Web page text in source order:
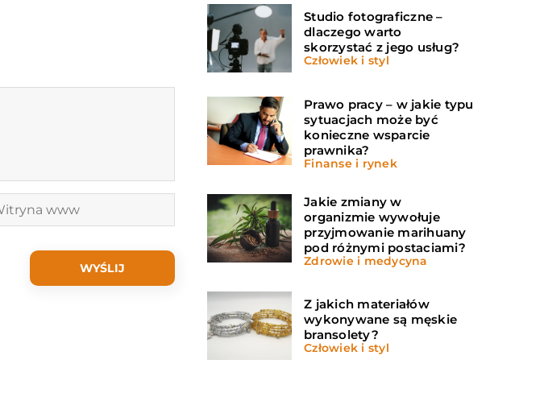
Studio fotograficzne –
dlaczego warto
skorzystać z jego usług?
Człowiek i styl
Prawo pracy – w jakie typu
sytuacjach może być
konieczne wsparcie
prawnika?
Finanse i rynek
Jakie zmiany w
organizmie wywołuje
przyjmowanie marihuany
pod różnymi postaciami?
Zdrowie i medycyna
Z jakich materiałów
wykonywane są męskie
bransolety?
Człowiek i styl